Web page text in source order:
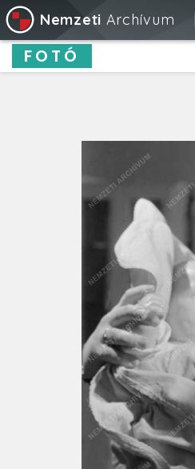
Nemzeti Archívum
FOTÓ